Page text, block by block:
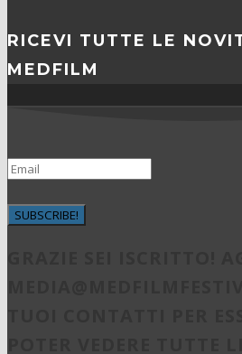
RICEVI TUTTE LE
MEDFILM
SUBSCRIBE!